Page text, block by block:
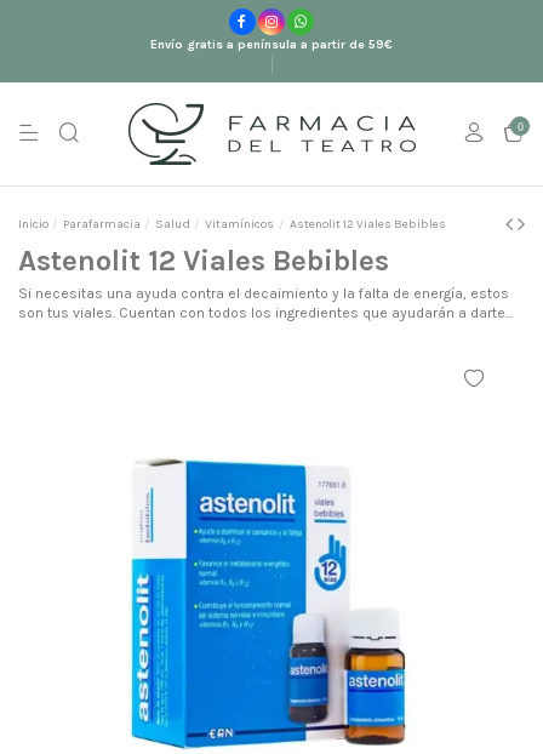
Envío gratis a península a partir de 59€
0
Inicio Parafarmacia Salud Vitamínicos Astenolit 12 Viales Bebibles
Astenolit 12 Viales Bebibles
Si necesitas una ayuda contra el decaimiento y la falta de energía, estos
son tus viales. Cuentan con todos los ingredientes que ayudarán a darte